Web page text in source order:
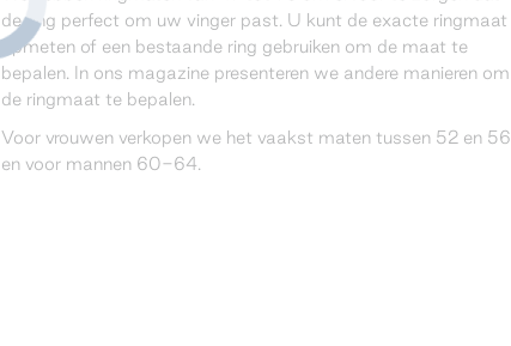
de ring perfect om uw vinger past. U kunt de exacte ringmaat
opmeten of een bestaande ring gebruiken om de maat te
bepalen. In ons magazine presenteren we andere manieren om
de ringmaat te bepalen.
Voor vrouwen verkopen we het vaakst maten tussen 52 en 56
en voor mannen 60-64.